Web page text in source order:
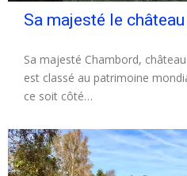
Sa majesté le
Sa majesté Chambord,
est classé au patrimoine
ce soit côté…